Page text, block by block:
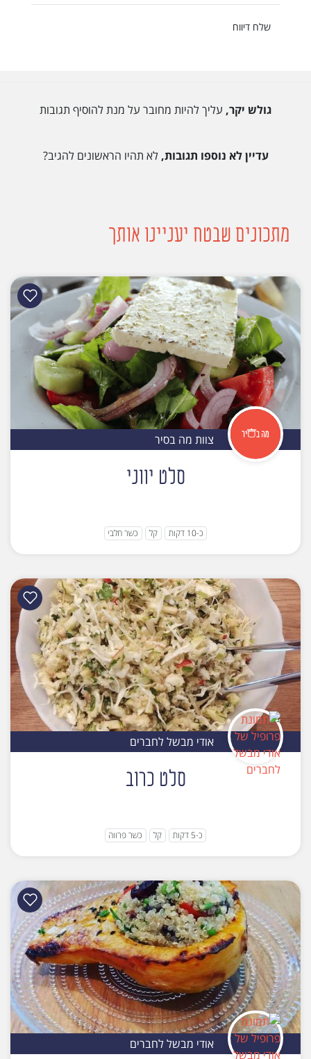
שלח דיווח
גולש יקר, עליך להיות מחובר על מנת להוסיף תגובות
עדיין לא נוספו תגובות,לא תהיו הראשונים להגיב?
מתכונים שבטח יעניינו אותך
צוות מה בסיר
סלט יווני
כ-10 דקות קל כשר חלבי
אודי מבשל לחברים
סלט כרוב
כ-5 דקות קל כשר פרווה
אודי מבשל לחברים